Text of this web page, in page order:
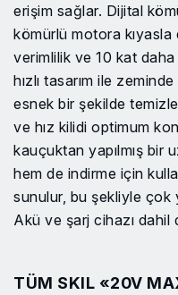
erişim sağlar. Dijital
kömürlü motora
verimlilik ve 10 kat
hızlı tasarım ile
esnek bir şekilde
ve hız kilidi optimum
kauçuktan yapılmış bir
hem de indirme için
sunulur, bu şekliyle çok
Akü ve şarj cihazı dahil
TÜM SKIL «20V